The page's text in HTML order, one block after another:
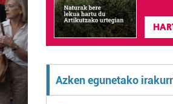
Azken egunetako